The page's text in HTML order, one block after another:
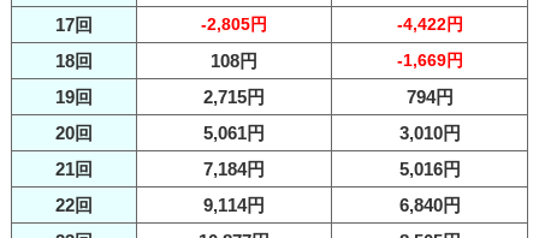
17回 -2,805円 -4,422円
18回 108円 -1,669円
19回 2,715円
794円
20回
5,061円
3,010円
21回
7,184円
5,016円
22回
9,114円
6,840円